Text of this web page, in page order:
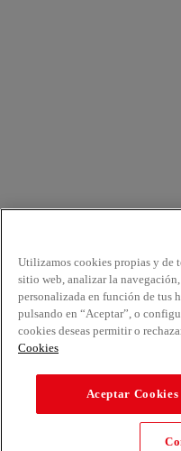
Utilizamos cookies propias y de
sitio web, analizar la
personalizada en función de tus
pulsando en “Aceptar”, o
cookies deseas permitir o
Cookies
Aceptar Cookies